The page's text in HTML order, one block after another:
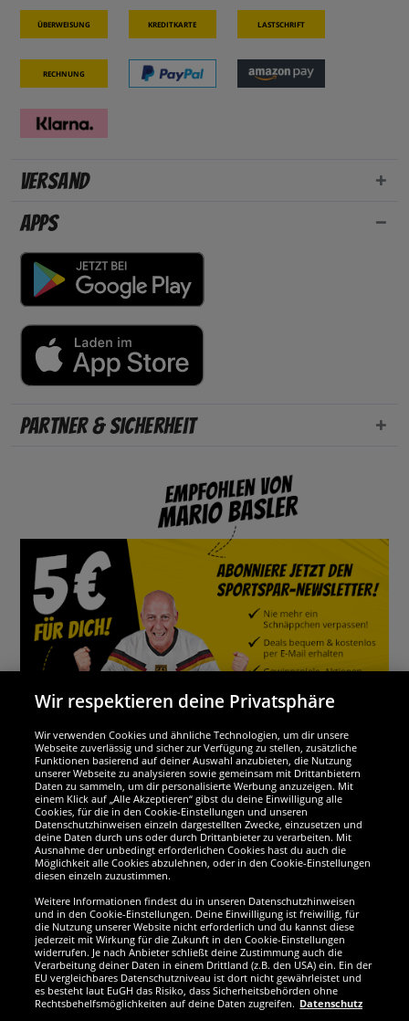
Überweisung Kreditkarte Lastschrift
Rechnung
Versand
Apps
Partner & Sicherheit
Wir sind ausgezeichnet
Werde SportSpar-Fan!
Wir respektieren deine Privatsphäre
Wir verwenden Cookies und ähnliche Technologien, um dir unsere
Webseite zuverlässig und sicher zur Verfügung zu stellen, zusätzliche
Funktionen basierend auf deiner Auswahl anzubieten, die Nutzung
unserer Webseite zu analysieren sowie gemeinsam mit Drittanbietern
Daten zu sammeln, um dir personalisierte Werbung anzuzeigen. Mit
einem Klick auf „Alle Akzeptieren“ gibst du deine Einwilligung alle
Cookies, für die in den Cookie-Einstellungen und unseren
Datenschutzhinweisen einzeln dargestellten Zwecke, einzusetzen und
deine Daten durch uns oder durch Drittanbieter zu verarbeiten. Mit
Ausnahme der unbedingt erforderlichen Cookies hast du auch die
Möglichkeit alle Cookies abzulehnen, oder in den Cookie-Einstellungen
diesen einzeln zuzustimmen.
Weitere Informationen findest du in unseren Datenschutzhinweisen
und in den Cookie-Einstellungen. Deine Einwilligung ist freiwillig, für
die Nutzung unserer Website nicht erforderlich und du kannst diese
jederzeit mit Wirkung für die Zukunft in den Cookie-Einstellungen
widerrufen. Je nach Anbieter schließt deine Zustimmung auch die
Verarbeitung deiner Daten in einem Drittland (z.B. den USA) ein. Ein der
EU vergleichbares Datenschutzniveau ist dort nicht gewährleistet und
es besteht laut EuGH das Risiko, dass Sicherheitsbehörden ohne
Rechtsbehelfsmöglichkeiten auf deine Daten zugreifen. Datenschutz